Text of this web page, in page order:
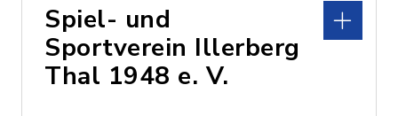
Spiel- und
Sportverein Illerberg
Thal 1948 e. V.